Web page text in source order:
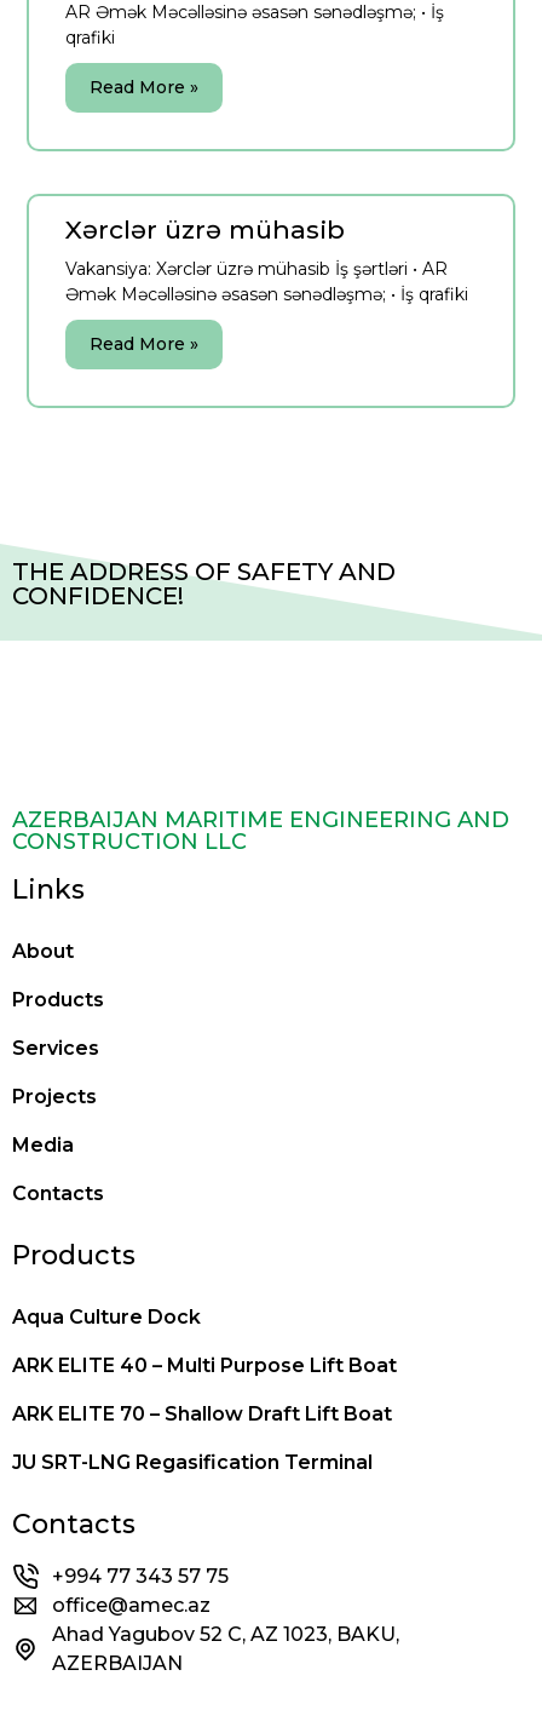
AR Əmək Məcəlləsinə əsasən sənədləşmə; • İş
qrafiki
Read More »
Xərclər üzrə mühasib
Vakansiya: Xərclər üzrə mühasib İş şərtləri • AR
Əmək Məcəlləsinə əsasən sənədləşmə; • İş qrafiki
Read More »
THE ADDRESS OF SAFETY AND
CONFIDENCE!
AZERBAIJAN MARITIME ENGINEERING AND
CONSTRUCTION LLC
Links
About
Products
Services
Projects
Media
Contacts
Products
Aqua Culture Dock
ARK ELITE 40 – Multi Purpose Lift Boat
ARK ELITE 70 – Shallow Draft Lift Boat
JU SRT-LNG Regasification Terminal
Contacts
+994 77 343 57 75
office@amec.az
Ahad Yagubov 52 C, AZ 1023, BAKU,
AZERBAIJAN